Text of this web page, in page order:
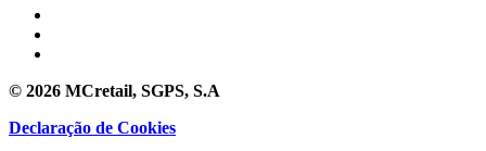
© 2026 MCretail, SGPS, S.A
Declaração de Cookies